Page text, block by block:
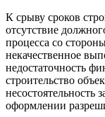
К срыву сроков
отсутствие
процесса со
некачественное
недостаточность
строительство
несостоятельность
оформлении